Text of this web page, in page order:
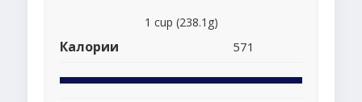
1 cup (238.1g)
Калории 571